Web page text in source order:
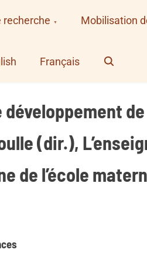
recherche Mobilisation
Français Search
(dir.),
de l’école